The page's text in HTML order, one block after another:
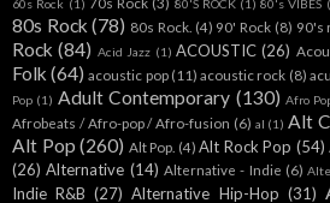
60s Rock (1) 80'S ROCK (1) 80's VIBES
80s Rock (78) 80s Rock. (4) 90' Rock (8) 90's
Rock (84) Acid Jazz (1) ACOUSTIC (26)
Folk (64) acoustic pop (11) acoustic rock (8)
Pop (1) Adult Contemporary (130) Afro
Afrobeats / Afro-pop / Afro-fusion (6) al (1) Alt
Alt Pop (260) Alt Pop. (4) Alt Rock Pop (54)
(26) Alternative (14) Alternative - Indie (6)
Indie R&B (27) Alternative Hip-Hop (31)